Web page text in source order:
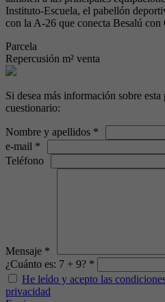
Instituto-Escuela, el pabellón
con la A-26 que conecta Besalú
Parcela
Repercusión m² venta
Si desea más información sobre
cuestionario:
Nombre y apellidos *
e-mail *
Teléfono
Mensaje *
¿Cuánto es: 7 + 9? *
He leído y acepto las
privacidad